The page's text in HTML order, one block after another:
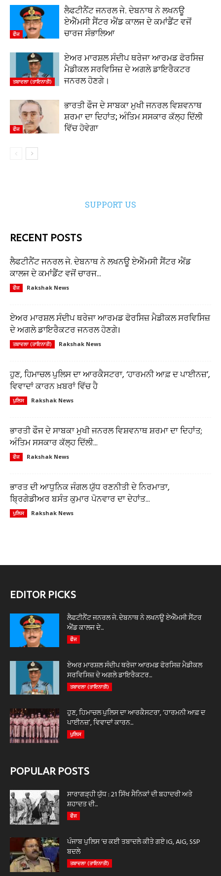
ਫੌਜ
ਲੈਫਟੀਨੈਂਟ ਜਨਰਲ ਜੇ. ਦੇਬਨਾਥ ਨੇ ਲਖਨਊ
ਏਐੱਮਸੀ ਸੈਂਟਰ ਐਂਡ ਕਾਲਜ ਦੇ ਕਮਾਂਡੈਂਟ ਵਜੋਂ
ਚਾਰਜ ਸੰਭਾਲਿਆ
ਤਬਾਦਲਾ (ਤਾਇਨਾਤੀ)
ਏਅਰ ਮਾਰਸ਼ਲ ਸੰਦੀਪ ਥਰੇਜਾ ਆਰਮਡ ਫੋਰਸਿਜ਼
ਮੈਡੀਕਲ ਸਰਵਿਸਿਜ਼ ਦੇ ਅਗਲੇ ਡਾਇਰੈਕਟਰ
ਜਨਰਲ ਹੋਣਗੇ।
ਫੌਜ
ਭਾਰਤੀ ਫੌਜ ਦੇ ਸਾਬਕਾ ਮੁਖੀ ਜਨਰਲ ਵਿਸ਼ਵਨਾਥ
ਸ਼ਰਮਾ ਦਾ ਦਿਹਾਂਤ; ਅੰਤਿਮ ਸਸਕਾਰ ਕੱਲ੍ਹ ਦਿੱਲੀ
ਵਿੱਚ ਹੋਵੇਗਾ
SUPPORT US
RECENT POSTS
ਲੈਫਟੀਨੈਂਟ ਜਨਰਲ ਜੇ. ਦੇਬਨਾਥ ਨੇ ਲਖਨਊ ਏਐੱਮਸੀ ਸੈਂਟਰ ਐਂਡ
ਕਾਲਜ ਦੇ ਕਮਾਂਡੈਂਟ ਵਜੋਂ ਚਾਰਜ...
ਫੌਜ Rakshak News
ਏਅਰ ਮਾਰਸ਼ਲ ਸੰਦੀਪ ਥਰੇਜਾ ਆਰਮਡ ਫੋਰਸਿਜ਼ ਮੈਡੀਕਲ ਸਰਵਿਸਿਜ਼
ਦੇ ਅਗਲੇ ਡਾਇਰੈਕਟਰ ਜਨਰਲ ਹੋਣਗੇ।
ਤਬਾਦਲਾ (ਤਾਇਨਾਤੀ) Rakshak News
ਹੁਣ, ਹਿਮਾਚਲ ਪੁਲਿਸ ਦਾ ਆਰਕੈਸਟਰਾ, ‘ਹਾਰਮਨੀ ਆਫ਼ ਦ ਪਾਈਨਜ਼’,
ਵਿਵਾਦਾਂ ਕਾਰਨ ਖ਼ਬਰਾਂ ਵਿੱਚ ਹੈ
ਪੁਲਿਸ Rakshak News
ਭਾਰਤੀ ਫੌਜ ਦੇ ਸਾਬਕਾ ਮੁਖੀ ਜਨਰਲ ਵਿਸ਼ਵਨਾਥ ਸ਼ਰਮਾ ਦਾ ਦਿਹਾਂਤ;
ਅੰਤਿਮ ਸਸਕਾਰ ਕੱਲ੍ਹ ਦਿੱਲੀ...
ਫੌਜ Rakshak News
ਭਾਰਤ ਦੀ ਆਧੁਨਿਕ ਜੰਗਲ ਯੁੱਧ ਰਣਨੀਤੀ ਦੇ ਨਿਰਮਾਤਾ,
ਬ੍ਰਿਗੇਡੀਅਰ ਬਸੰਤ ਕੁਮਾਰ ਪੋਨਵਾਰ ਦਾ ਦੇਹਾਂਤ...
ਪੁਲਿਸ Rakshak News
EDITOR PICKS
ਲੈਫਟੀਨੈਂਟ ਜਨਰਲ ਜੇ. ਦੇਬਨਾਥ ਨੇ ਲਖਨਊ ਏਐੱਮਸੀ ਸੈਂਟਰ
ਐਂਡ ਕਾਲਜ ਦੇ...
ਫੌਜ
ਏਅਰ ਮਾਰਸ਼ਲ ਸੰਦੀਪ ਥਰੇਜਾ ਆਰਮਡ ਫੋਰਸਿਜ਼ ਮੈਡੀਕਲ
ਸਰਵਿਸਿਜ਼ ਦੇ ਅਗਲੇ ਡਾਇਰੈਕਟਰ...
ਤਬਾਦਲਾ (ਤਾਇਨਾਤੀ)
ਹੁਣ, ਹਿਮਾਚਲ ਪੁਲਿਸ ਦਾ ਆਰਕੈਸਟਰਾ, ‘ਹਾਰਮਨੀ ਆਫ਼ ਦ
ਪਾਈਨਜ਼’, ਵਿਵਾਦਾਂ ਕਾਰਨ...
ਪੁਲਿਸ
POPULAR POSTS
ਸਾਰਾਗੜ੍ਹੀ ਯੁੱਧ : 21 ਸਿੱਖ ਸੈਨਿਕਾਂ ਦੀ ਬਹਾਦਰੀ ਅਤੇ
ਸ਼ਹਾਦਤ ਦੀ...
ਫੌਜ
ਪੰਜਾਬ ਪੁਲਿਸ ‘ਚ ਕਈ ਤਬਾਦਲੇ ਕੀਤੇ ਗਏ IG, AIG, SSP
ਬਦਲੇ
ਤਬਾਦਲਾ (ਤਾਇਨਾਤੀ)